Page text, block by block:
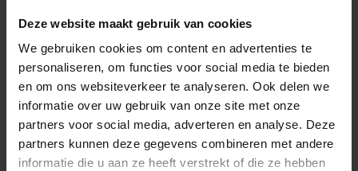
Deze website maakt gebruik van cookies
We gebruiken cookies om content en advertenties te
personaliseren, om functies voor social media te bieden
en om ons websiteverkeer te analyseren. Ook delen we
informatie over uw gebruik van onze site met onze
partners voor social media, adverteren en analyse. Deze
partners kunnen deze gegevens combineren met andere
informatie die u aan ze heeft verstrekt of die ze hebben
34
Accessoires
Naaldencontainer omdoos
Branche
Afvalinzamelaars, Laboratoria, Ziekenhuizen en klinieken,
Zorginstellingen
Branches
Solutions
RVS Werkplekinrichting
Productlijnen
Medische afvalverpakkingen
Infectiepreventie en hygiëne
Septodry
Metro
Zarges
Ons team
Klantcases
Vacatures